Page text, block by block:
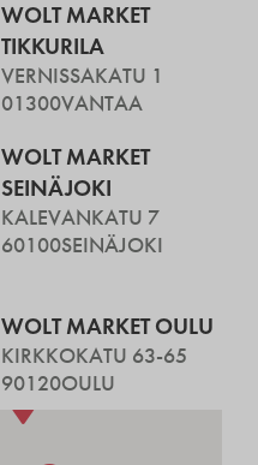
WOLT MARKET
TIKKURILA
VERNISSAKATU 1
01300VANTAA
WOLT MARKET
SEINÄJOKI
KALEVANKATU 7
60100SEINÄJOKI
WOLT MARKET OULU
KIRKKOKATU 63-65
90120OULU